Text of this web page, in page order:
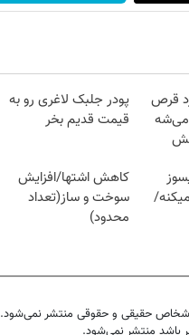
قرص
می‌شه
پودر جلبک لاغری رو به
قیمت قدیم بخر
کاهش اشتها/افزایش
سوخت و ساز(تعداد
محدود)
اشخاص حقیقی و حقوقی منتشر نمی‌شود.